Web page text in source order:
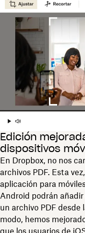
Edición
dispositivos
En Dropbox, no nos
archivos PDF. Esta
aplicación para
Android podrán
un archivo PDF desde
modo, hemos
que los usuarios de